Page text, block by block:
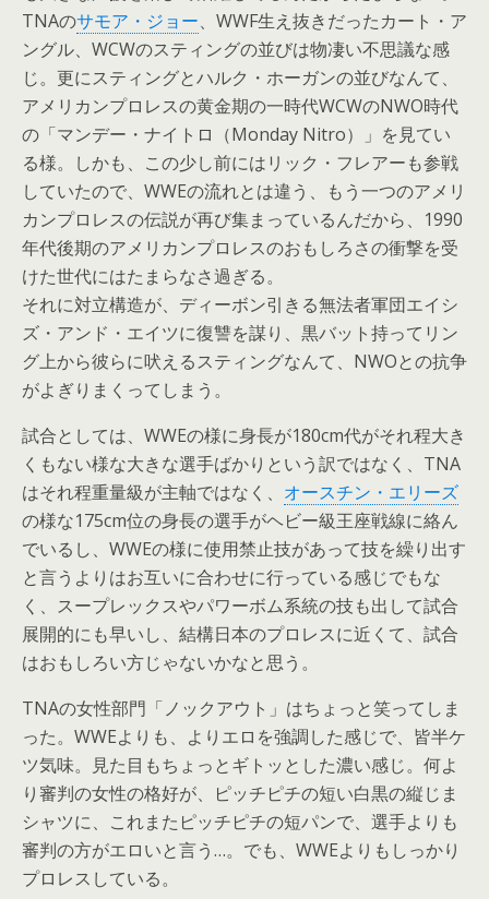
TNAのサモア・ジョー、WWF生え抜きだったカート・ア
ングル、WCWのスティングの並びは物凄い不思議な感
じ。更にスティングとハルク・ホーガンの並びなんて、
アメリカンプロレスの黄金期の一時代WCWのNWO時代
の「マンデー・ナイトロ（Monday Nitro）」を見てい
る様。しかも、この少し前にはリック・フレアーも参戦
していたので、WWEの流れとは違う、もう一つのアメリ
カンプロレスの伝説が再び集まっているんだから、1990
年代後期のアメリカンプロレスのおもしろさの衝撃を受
けた世代にはたまらなさ過ぎる。
それに対立構造が、ディーボン引きる無法者軍団エイシ
ズ・アンド・エイツに復讐を謀り、黒バット持ってリン
グ上から彼らに吠えるスティングなんて、NWOとの抗争
がよぎりまくってしまう。
試合としては、WWEの様に身長が180cm代がそれ程大き
くもない様な大きな選手ばかりという訳ではなく、TNA
はそれ程重量級が主軸ではなく、 オースチン・エリーズ
の様な175cm位の身長の選手がヘビー級王座戦線に絡ん
でいるし、WWEの様に使用禁止技があって技を繰り出す
と言うよりはお互いに合わせに行っている感じでもな
く、スープレックスやパワーボム系統の技も出して試合
展開的にも早いし、結構日本のプロレスに近くて、試合
はおもしろい方じゃないかなと思う。
TNAの女性部門「ノックアウト」はちょっと笑ってしま
った。WWEよりも、よりエロを強調した感じで、皆半ケ
ツ気味。見た目もちょっとギトッとした濃い感じ。何よ
り審判の女性の格好が、ピッチピチの短い白黒の縦じま
シャツに、これまたピッチピチの短パンで、選手よりも
審判の方がエロいと言う…。でも、WWEよりもしっかり
プロレスしている。